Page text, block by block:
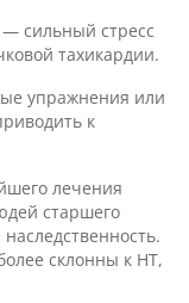
сильный стресс
тахикардии.
упражнения или
к
лечения
старшего
склонны к НТ,